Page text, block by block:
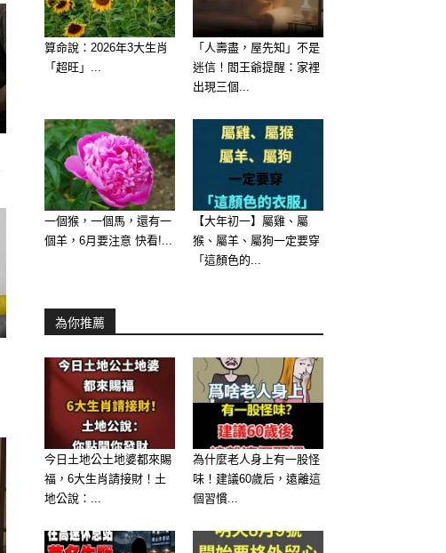
算命說：2026年3大生肖
「超旺」...
「人壽盡，屋先知」不是
迷信！閻王爺提醒：家裡
出現三個...
一個猴，一個馬，還有一
個羊，6月要注意 快看!...
【大年初一】屬雞、屬
猴、屬羊、屬狗一定要穿
「這顏色的...
為你推薦
今日土地公土地婆都來賜
福，6大生肖請接財！土
地公說：...
為什麼老人身上有一股怪
味！建議60歲后，遠離這
個習慣...